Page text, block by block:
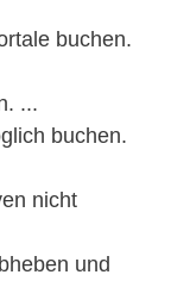
buchen.
...
buchen.
nicht
und